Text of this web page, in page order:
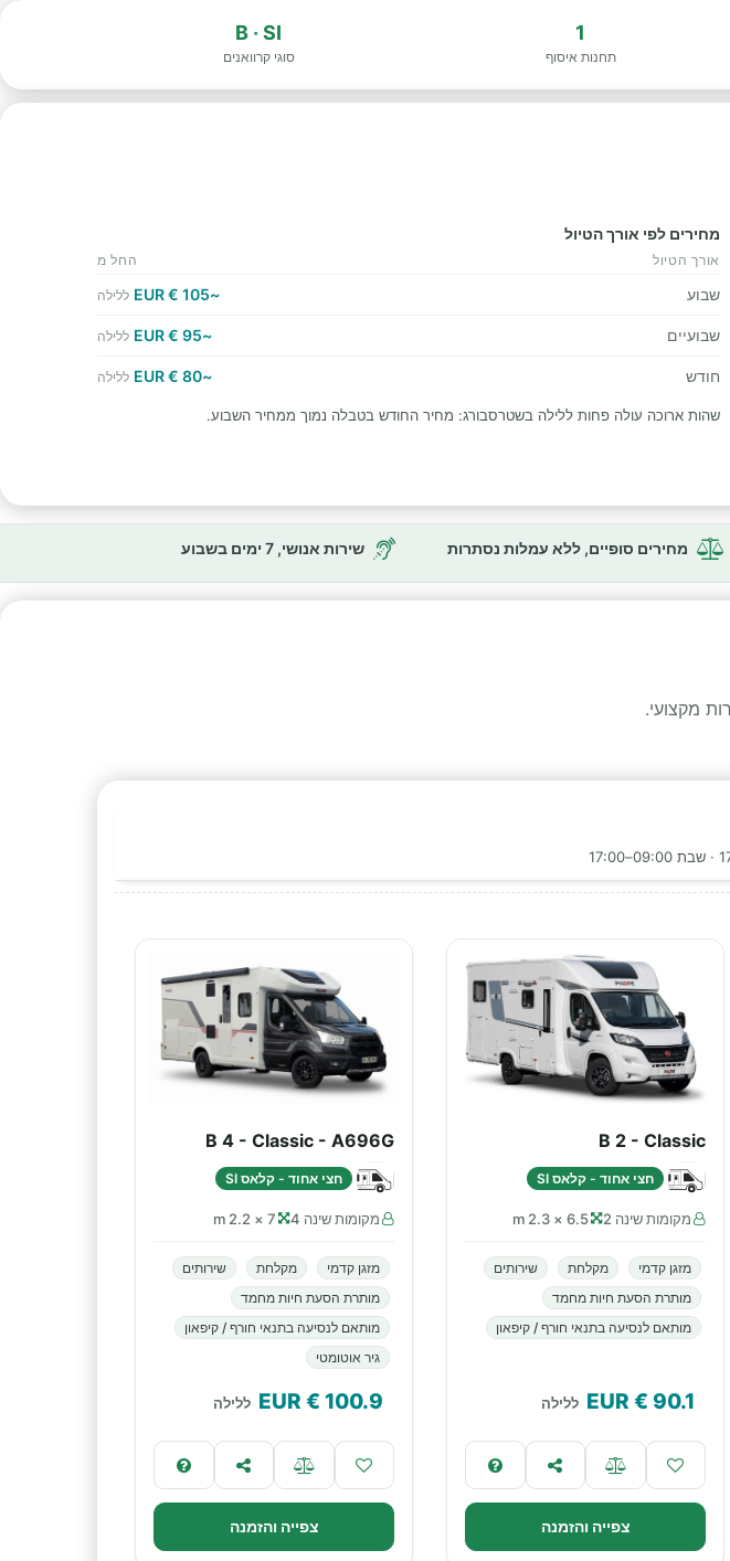
1
תחנות איסוף
B · SI
סוגי קרוואנים
מחירים לפי אורך הטיול
אורך הטיול החל מ
שבוע ~105 € EUR ללילה
שבועיים ~95 € EUR ללילה
חודש ~80 € EUR ללילה
שהות ארוכה עולה פחות ללילה בשטרסבורג: מחיר החודש בטבלה נמוך ממחיר השבוע.
מחירים סופיים, ללא עמלות נסתרות שירות אנושי, 7 ימים בשבוע
מקצועי.
B 2 - Classic
חצי אחוד - קלאס SI
מקומות שינה 2 6.5 × 2.3 m
מזגן קדמי מקלחת
שירותים
מותרת הסעת חיות מחמד
מותאם לנסיעה בתנאי חורף / קיפאון
90.1
€ EUR ללילה
צפייה והזמנה
B 4 - Classic - A696G
חצי אחוד - קלאס SI
מקומות שינה 4 7 × 2.2 m
מזגן קדמי מקלחת
שירותים
מותרת הסעת חיות מחמד
מותאם לנסיעה בתנאי חורף / קיפאון
גיר אוטומטי
100.9
€ EUR ללילה
צפייה והזמנה